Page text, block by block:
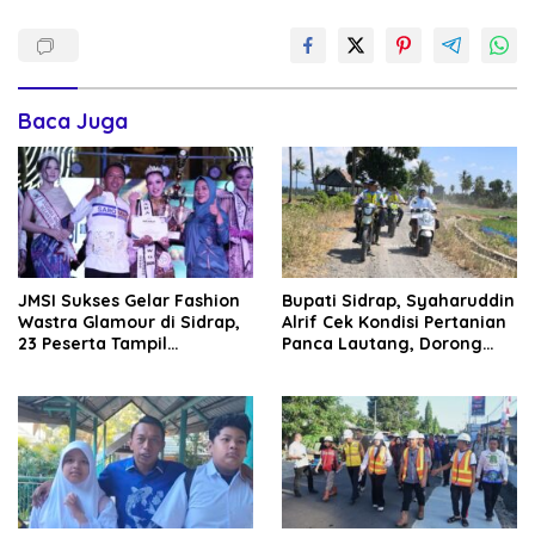
Baca Juga
JMSI Sukses Gelar Fashion
Wastra Glamour di Sidrap,
23 Peserta Tampil
Apresiasi
Bupati Sidrap, Syaharuddin
Alrif Cek Kondisi Pertanian
Panca Lautang, Dorong